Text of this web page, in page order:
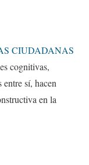
CIUDADANAS
cognitivas,
sí, hacen
en la